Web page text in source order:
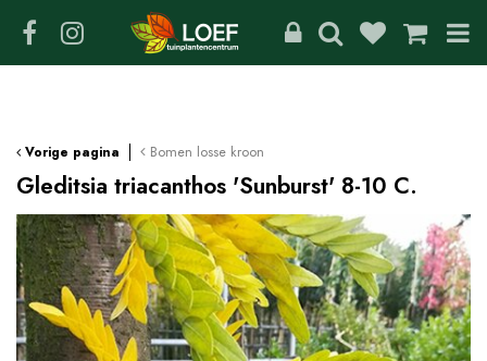
Vorige pagina Bomen losse kroon
Gleditsia triacanthos 'Sunburst' 8-10 C.